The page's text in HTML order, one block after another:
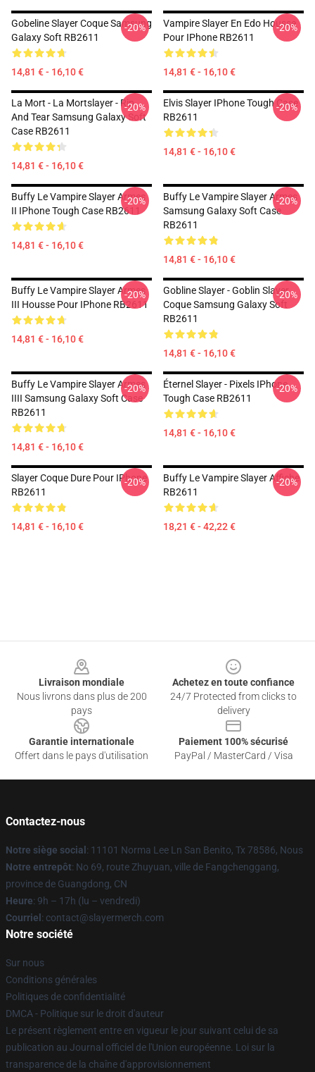
Gobeline Slayer Coque Samsung
Galaxy Soft RB2611
14,81 € - 16,10 €
-20%
Vampire Slayer En Edo Housse
Pour IPhone RB2611
14,81 € - 16,10 €
-20%
La Mort - La Mortslayer - Rip
And Tear Samsung Galaxy Soft
Case RB2611
14,81 € - 16,10 €
-20%
Elvis Slayer IPhone Tough Case
RB2611
14,81 € - 16,10 €
-20%
Buffy Le Vampire Slayer Armes
II IPhone Tough Case RB2611
14,81 € - 16,10 €
-20%
Buffy Le Vampire Slayer Armes
Samsung Galaxy Soft Case
RB2611
14,81 € - 16,10 €
-20%
Buffy Le Vampire Slayer Armes
III Housse Pour IPhone RB2611
14,81 € - 16,10 €
-20%
Gobline Slayer - Goblin Slayer
Coque Samsung Galaxy Soft
RB2611
14,81 € - 16,10 €
-20%
Buffy Le Vampire Slayer Armes
IIII Samsung Galaxy Soft Case
RB2611
14,81 € - 16,10 €
-20%
Éternel Slayer - Pixels IPhone
Tough Case RB2611
14,81 € - 16,10 €
-20%
Slayer Coque Dure Pour IPhone
RB2611
14,81 € - 16,10 €
-20%
Buffy Le Vampire Slayer Affiche
RB2611
18,21 € - 42,22 €
-20%
Livraison mondiale
Nous livrons dans plus de 200
pays
Achetez en toute confiance
24/7 Protected from clicks to
delivery
Garantie internationale
Offert dans le pays d'utilisation
Paiement 100% sécurisé
PayPal / MasterCard / Visa
Contactez-nous
Notre siège social : 11101 Norma Lee Ln San Benito, Tx 78586, Nous
Notre entrepôt: No 69, route Zhuyuan, ville de Fangchenggang,
province de Guangdong, CN
Heure: 9h – 17h (lu – vendredi)
Courriel : contact@slayermerch.com
Notre société
Sur nous
Conditions générales
Politiques de confidentialité
DMCA - Politique sur le droit d'auteur
Le présent règlement entre en vigueur le jour suivant celui de sa
publication au Journal officiel de l'Union européenne. Loi sur la
transparence de la chaîne d'approvisionnement